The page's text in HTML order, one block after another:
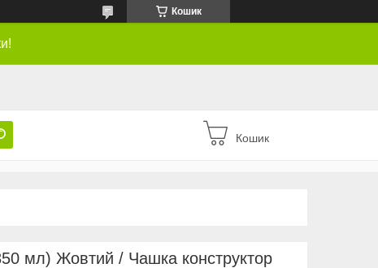
Кошик
Кошик
мл) Жовтий / Чашка конструктор